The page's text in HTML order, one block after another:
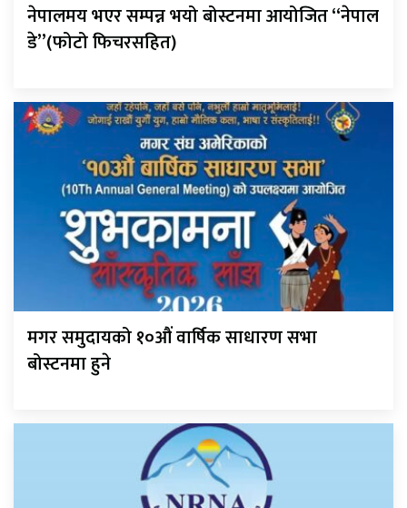
नेपालमय भएर सम्पन्न भयो बोस्टनमा आयोजित “नेपाल
डे”(फोटो फिचरसहित)
मगर समुदायको १०औं वार्षिक साधारण सभा
बोस्टनमा हुने